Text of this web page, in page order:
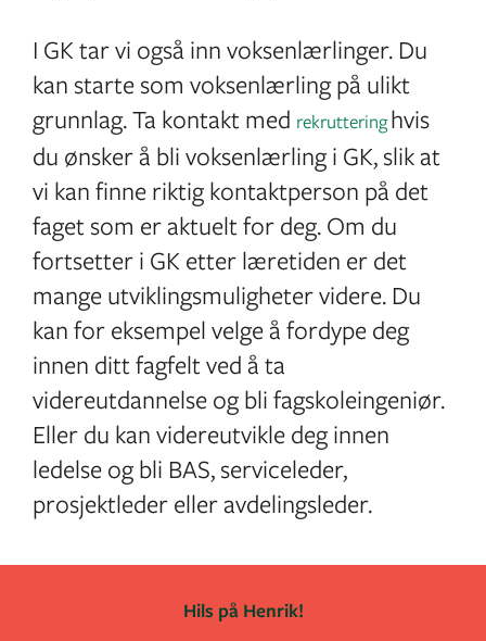
I GK tar vi også inn voksenlærlinger. Du
kan starte som voksenlærling på ulikt
grunnlag. Ta kontakt med rekrutteringhvis
du ønsker å bli voksenlærling i GK, slik at
vi kan finne riktig kontaktperson på det
faget som er aktuelt for deg. Om du
fortsetter i GK etter læretiden er det
mange utviklingsmuligheter videre. Du
kan for eksempel velge å fordype deg
innen ditt fagfelt ved å ta
videreutdannelse og bli fagskoleingeniør.
Eller du kan videreutvikle deg innen
ledelse og bli BAS, serviceleder,
prosjektleder eller avdelingsleder.
Hils på Henrik!